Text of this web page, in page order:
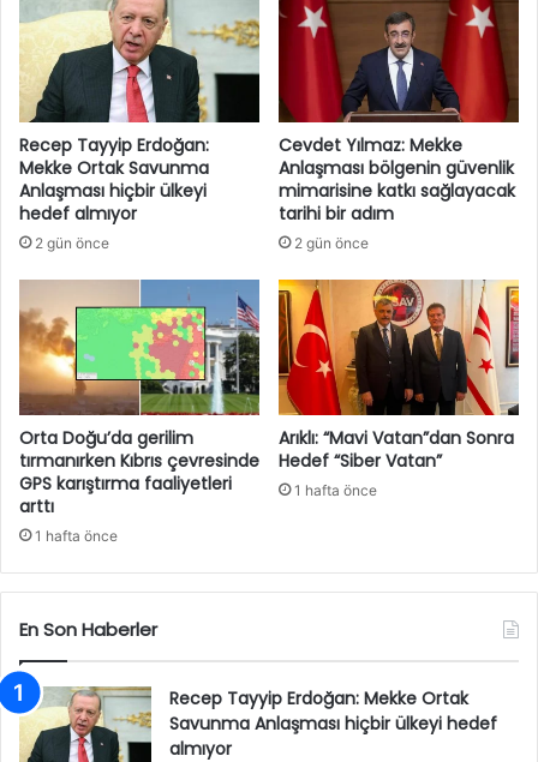
Recep Tayyip Erdoğan:
Mekke Ortak Savunma
Anlaşması hiçbir ülkeyi
hedef almıyor
2 gün önce
Cevdet Yılmaz: Mekke
Anlaşması bölgenin güvenlik
mimarisine katkı sağlayacak
tarihi bir adım
2 gün önce
Orta Doğu’da gerilim
tırmanırken Kıbrıs çevresinde
GPS karıştırma faaliyetleri
arttı
1 hafta önce
Arıklı: “Mavi Vatan”dan Sonra
Hedef “Siber Vatan”
1 hafta önce
En Son Haberler
Recep Tayyip Erdoğan: Mekke Ortak
Savunma Anlaşması hiçbir ülkeyi hedef
almıyor